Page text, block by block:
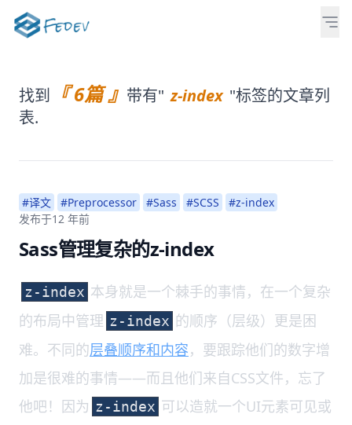
找到 『 6篇 』 带有" z-index "标签的文章列
表.
#译文 #Preprocessor #Sass #SCSS
#z-index
发布于12 年前
Sass管理复杂的z-index
z-index 本身就是一个棘手的事情，在一个复杂
的布局中管理 z-index 的顺序（层级）更是困
难。不同的层叠顺序和内容，要跟踪他们的数字增
加是很难的事情——而且他们来自CSS文件，忘了
他吧！因为 z-index 可以造就一个UI元素可见或